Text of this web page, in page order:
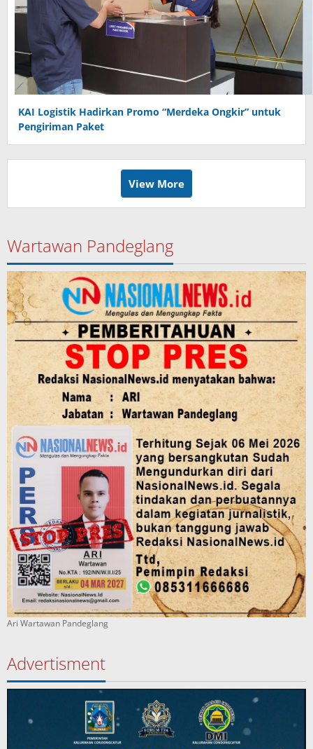
KAI Logistik Hadirkan Promo “Merdeka Ongkir” untuk
Pengiriman Paket
View More
Wartawan Pandeglang
Ari Wartawan Pandeglang
Advertisment